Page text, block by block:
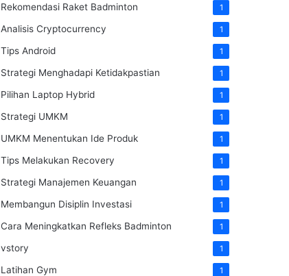
Rekomendasi Raket Badminton 1
Analisis Cryptocurrency 1
Tips Android 1
Strategi Menghadapi Ketidakpastian 1
Pilihan Laptop Hybrid 1
Strategi UMKM 1
UMKM Menentukan Ide Produk 1
Tips Melakukan Recovery 1
Strategi Manajemen Keuangan 1
Membangun Disiplin Investasi 1
Cara Meningkatkan Refleks Badminton 1
vstory 1
Latihan Gym 1